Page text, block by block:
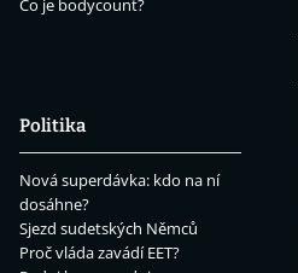
Politika
Nová superdávka: kdo na ní
dosáhne?
Sjezd sudetských Němců
Proč vláda zavádí EET?